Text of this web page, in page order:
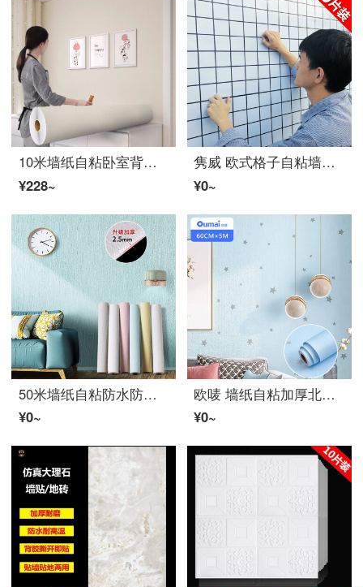
10米墙纸自粘卧室背景墙面翻新贴纸防水防潮自粘墙纸桌面衣柜翻新贴纸墙纸可移除 【5米长*60厘米宽】象牙白(加厚款) 大
¥228~
隽威 欧式格子自粘墙贴自带可移除背胶水泥墙毛坯墙装饰贴房间阳台墙面翻新防水贴纸网红背景墙自粘墙纸 黑线白格（十片装）（每片30*30）
¥0~
50米墙纸自粘防水防潮3d立体墙贴墙壁贴纸卧室温馨加厚翻新墙贴纸リビング墙纸自粘 5米长*50厘米宽浅蓝
¥0~
欧唛 墙纸自粘加厚北欧现代简约墙贴防水 儿童房宿舍寝室床头背景墙面装饰贴家具翻新装饰纸书桌子贴画 星星清新蓝 60cm*5米
¥0~